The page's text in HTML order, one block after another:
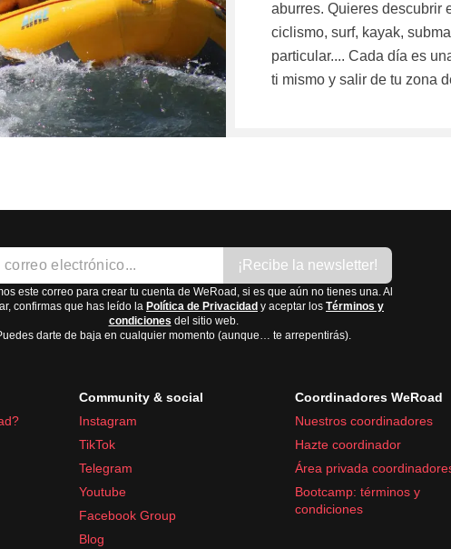
aburres. Quieres descubrir
ciclismo, surf, kayak,
particular.... Cada día es
ti mismo y salir de tu zona
¡Recibe la newsletter!
este correo para crear tu cuenta de WeRoad, si es que aún no tienes una. Al
confirmas que has leído la Política de Privacidad y aceptar los Términos y
condiciones del sitio web.
darte de baja en cualquier momento (aunque… te arrepentirás).
Community & social
Instagram
TikTok
Telegram
Youtube
Facebook Group
Blog
Coordinadores WeRoad
Nuestros coordinadores
Hazte coordinador
Área privada
Bootcamp: términos y
condiciones